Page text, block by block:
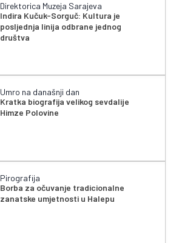
Direktorica Muzeja Sarajeva
Indira Kučuk-Sorguč: Kultura je
posljednja linija odbrane jednog
društva
Umro na današnji dan
Kratka biografija velikog sevdalije
Himze Polovine
Pirografija
Borba za očuvanje tradicionalne
zanatske umjetnosti u Halepu